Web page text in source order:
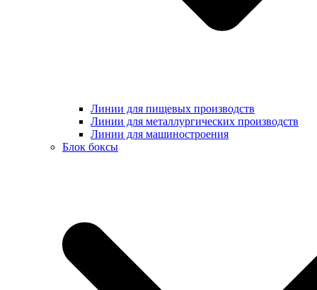
Линии для пищевых производств
Линии для металлургических производств
Линии для машиностроения
Блок боксы